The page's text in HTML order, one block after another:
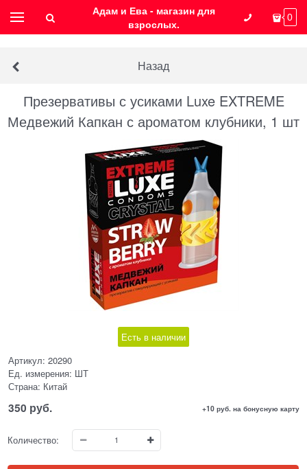
Адам и Ева - магазин для
взрослых.
0
Назад
Презервативы с усиками Luxe EXTREME
Медвежий Капкан с ароматом клубники, 1 шт
Есть в наличии
Артикул: 20290
Ед. измерения: ШТ
Страна: Китай
350 руб. +10 руб. на бонусную карту
Количество: